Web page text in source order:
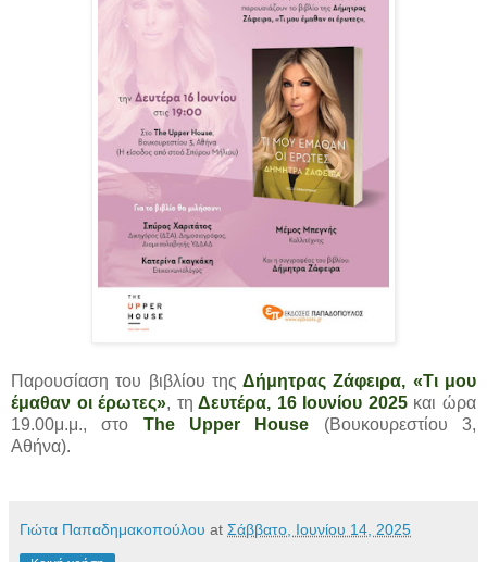
Παρουσίαση του βιβλίου της Δήμητρας Ζάφειρα, «Τι μου
έμαθαν οι έρωτες», τη Δευτέρα, 16 Ιουνίου 2025 και ώρα
19.00μ.μ., στο The Upper House (Βουκουρεστίου 3,
Αθήνα).
Γιώτα Παπαδημακοπούλου at Σάββατο, Ιουνίου 14, 2025